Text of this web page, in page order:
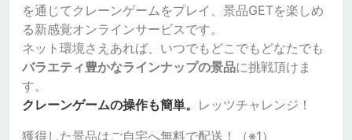
を通じてクレーンゲームをプレイ、景品GETを楽しめ
る新感覚オンラインサービスです。
ネット環境さえあれば、いつでもどこでもどなたでも
バラエティ豊かなラインナップの景品に挑戦頂けま
す。
クレーンゲームの操作も簡単。 レッツチャレンジ！
獲得した景品はご自宅へ無料で配送！（※1）